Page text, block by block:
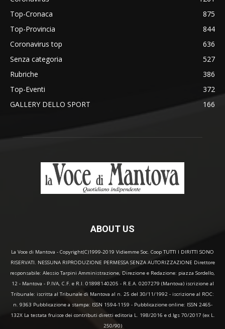
Top-Cronaca
875
Top-Provincia
844
Coronavirus top
636
Senza categoria
527
Rubriche
386
Top-Eventi
372
GALLERY DELLO SPORT
166
ABOUT US
La Voce di Mantova - Copyright(C)1999-2019 Vidiemme Soc. Coop TUTTI I DIRITTI SONO
RISERVATI. NESSUNA RIPRODUZIONE PERMESSA SENZA AUTORIZZAZIONE Direttore
responsabile: Alessio Tarpini Amministrazione, Direzione e Redazione: piazza Sordello,
12 - Mantova - P.IVA, C.F. e R.I. 01898140205 - R.E.A. 0207279 (Mantova) iscrizione al
Tribunale: iscritta al Tribunale di Mantova al n. 25 del 30/11/1992 - iscrizione al ROC:
n. 9363 Pubblicazione a stampa: ISSN 1594-1159 - Pubblicazione online: ISSN 2465-
132X La testata fruisce dei contributi diretti editoria L. 198/2016 e d.lgs 70/2017 (ex L.
250/90)